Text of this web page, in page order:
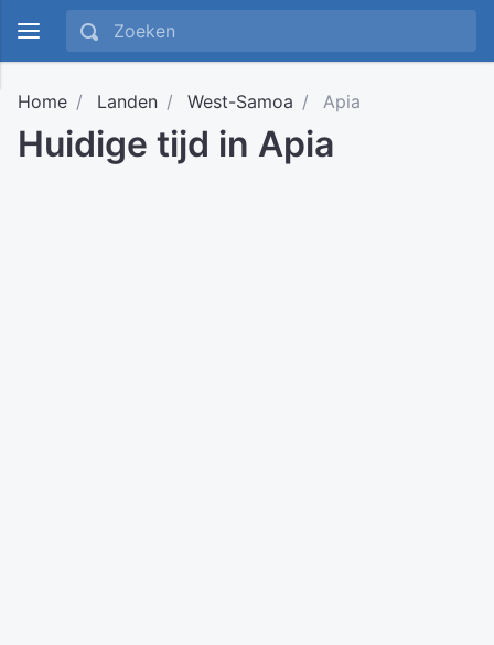
Home Landen West-Samoa Apia
Huidige tijd in Apia